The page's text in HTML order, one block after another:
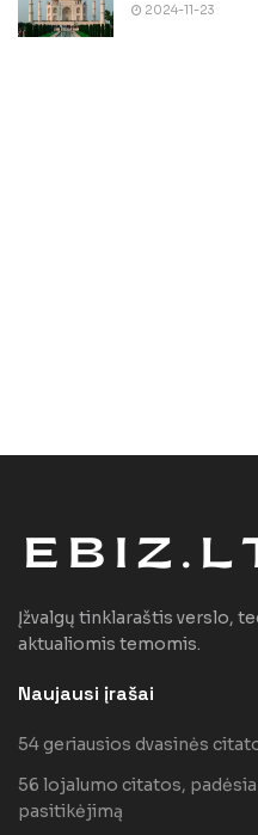
2024-11-23
Įžvalgų tinklaraštis verslo,
aktualiomis temomis.
Naujausi įrašai
54 geriausios dvasinės
56 lojalumo citatos,
pasitikėjimą